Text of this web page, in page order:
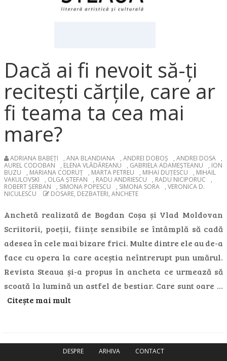
Dacă ai fi nevoit să-ți
recitești cărțile, care ar
fi teama ta cea mai
mare?
ADRIANA BABEȚI , ANA BLANDIANA , ANDREI DOBOȘ , ANDREI DOSA
,
AUREL CODOBAN
, ELENA VLĂDĂREANU , GABRIELA ADAMEȘTEANU , ION
BUZU
, MARIANA CODRUȚ , MARTA PETREU , MIHAI DUȚESCU , MIHAIL
VAKULOVSKI
, OLGA ȘTEFAN , RADU ANDRIESCU , RADU NICIPORUC
,
ROBERT ȘERBAN
, SIMONA POPESCU , SIMONA SORA , VERONICA D.
NICULESCU
DOSARE, DEZBATERI, ANCHETE
Anchetă realizată de Bogdan Coșa și Vlad Moldovan
Scriitorii, poeții, ființe sensibile se întâmplă să cadă
adesea în cele mai bizare frici. Multe dintre ele au de-a
face cu opera la care aceștia neîntrerupt pun umărul.
Revista Steaua și-a propus în ancheta ce urmează să
scoată la lumină un astfel de bestiar. Care sunt oare …
Citește mai mult
DESPRE ARHIVA CONTACT